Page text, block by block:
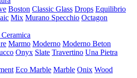
Boston Classic Glass Drops Equilibrio
Mix Murano Specchio Octagon
Marmo Moderno Moderno Beton
Onyx Slate Travertino Una Pietra
Eco Marble Marble Onix Wood